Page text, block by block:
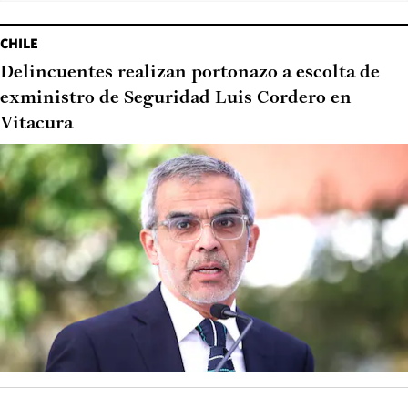
CHILE
Delincuentes realizan portonazo a escolta de
exministro de Seguridad Luis Cordero en
Vitacura